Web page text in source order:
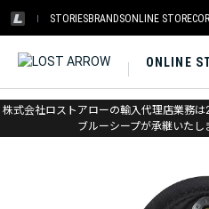
STORIESBRANDSONLINE STORE
ONLINE
株式会社ロストアローの輸入代理店業務
ブルーシープが承継いたし
ホーム > シートゥサミット > アウトド